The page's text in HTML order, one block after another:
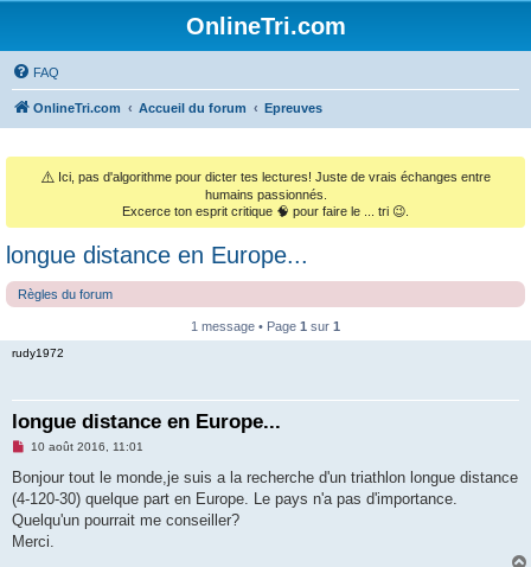
OnlineTri.com
FAQ
OnlineTri.com Accueil du forum Epreuves
⚠️ Ici, pas d'algorithme pour dicter tes lectures! Juste de vrais échanges entre
humains passionnés.
Excerce ton esprit critique 🧠 pour faire le ... tri 😉.
longue distance en Europe...
Règles du forum
1 message • Page 1 sur 1
rudy1972
longue distance en Europe...
M
s
a
g
n
10 août 2016, 11:01
Bonjour tout le monde,je suis a la recherche d'un triathlon longue distance
(4-120-30) quelque part en Europe. Le pays n'a pas d'importance.
Quelqu'un pourrait me conseiller?
Merci.